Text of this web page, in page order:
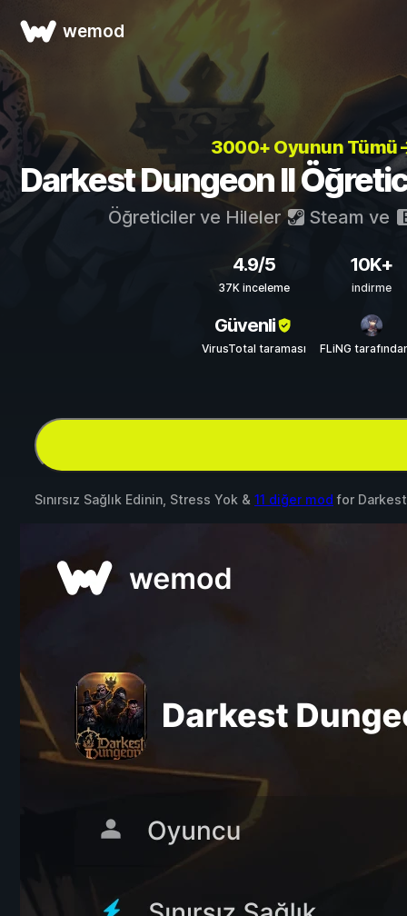
wemod
3000+ Oyunun
Darkest Dungeon II
Öğreticiler ve Hileler Steam ve
4.9/5
37K inceleme
10K+
indirme
Güvenli
VirusTotal taraması FLiNG
Sınırsız Sağlık Edinin, Stress Yok & 11 diğer mod for